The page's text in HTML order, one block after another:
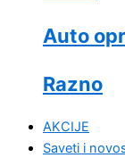
Auto
Razno
AKCIJE
Saveti i